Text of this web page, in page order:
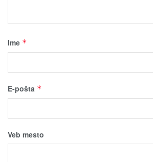
Ime *
E-pošta *
Veb mesto